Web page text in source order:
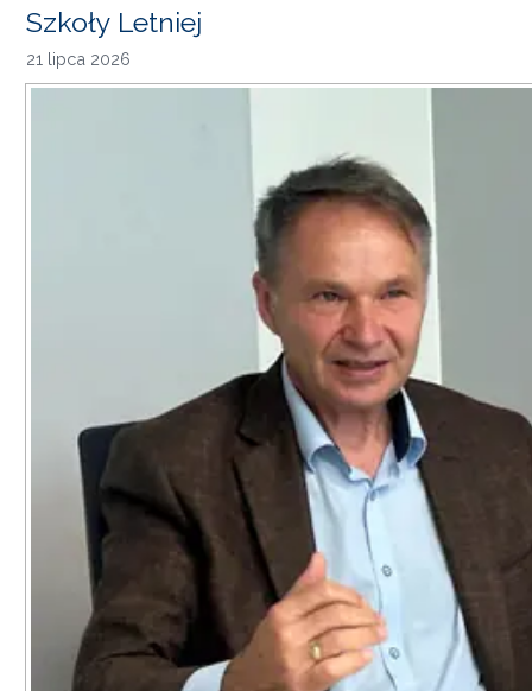
Szkoły Letniej
21 lipca 2026